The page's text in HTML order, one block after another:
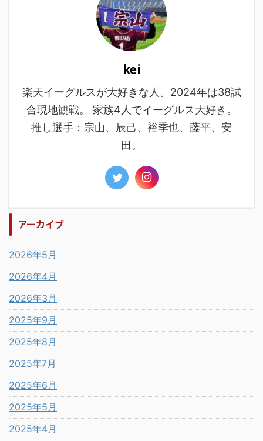
kei
楽天イーグルスが大好きな人。2024年は38試
合現地観戦。 家族4人でイーグルス大好き。
推し選手：宗山、辰己、裕季也、藤平、安
田。
アーカイブ
2026年5月
2026年4月
2026年3月
2025年9月
2025年8月
2025年7月
2025年6月
2025年5月
2025年4月